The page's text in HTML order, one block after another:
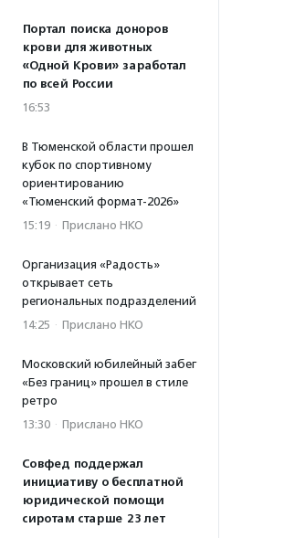
Портал поиска доноров
крови для животных
«Одной Крови» заработал
по всей России
16:53
В Тюменской области прошел
кубок по спортивному
ориентированию
«Тюменский формат-2026»
15:19 · Прислано НКО
Организация «Радость»
открывает сеть
региональных подразделений
14:25 · Прислано НКО
Московский юбилейный забег
«Без границ» прошел в стиле
ретро
13:30 · Прислано НКО
Совфед поддержал
инициативу о бесплатной
юридической помощи
сиротам старше 23 лет